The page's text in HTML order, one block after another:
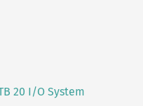
20 I/O System